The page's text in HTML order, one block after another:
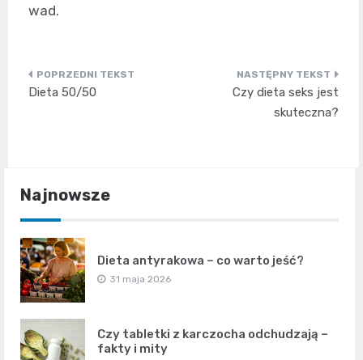
wad.
Nawigacja
Dieta 50/50
Czy dieta seks jest
skuteczna?
Najnowsze
Dieta antyrakowa – co warto jeść?
31 maja 2026
Czy tabletki z karczocha odchudzają –
fakty i mity